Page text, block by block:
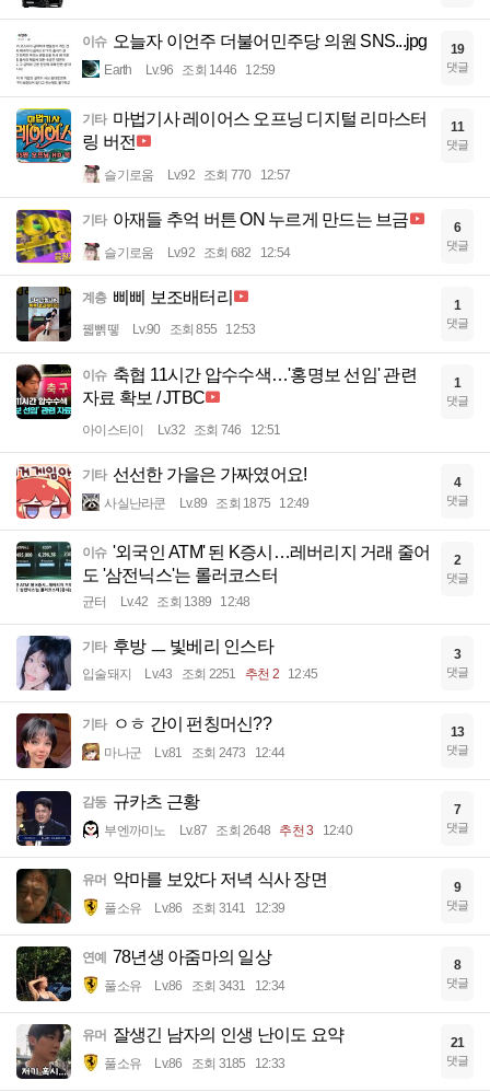
이슈 오늘자 이언주 더불어민주당 의원 SNS...jpg
Earth Lv.96 조회 1446 12:59
19
댓글
기타 마법기사 레이어스 오프닝 디지털 리마스터
링 버전
슬기로움 Lv.92 조회 770 12:57
11
댓글
기타 아재들 추억 버튼 ON 누르게 만드는 브금
슬기로움 Lv.92 조회 682 12:54
6
댓글
계층 삐삐 보조배터리
꿻뻵뗗 Lv.90 조회 855 12:53
1
댓글
이슈 축협 11시간 압수수색…'홍명보 선임' 관련
자료 확보 / JTBC
아이스티이 Lv.32 조회 746 12:51
1
댓글
기타 선선한 가을은 가짜였어요!
사실난라쿤 Lv.89 조회 1875 12:49
4
댓글
이슈 '외국인 ATM' 된 K증시…레버리지 거래 줄어
도 '삼전닉스'는 롤러코스터
균터 Lv.42 조회 1389 12:48
2
댓글
기타 후방 ㅡ 빛베리 인스타
입술돼지 Lv.43 조회 2251 추천 2 12:45
3
댓글
기타 ㅇㅎ 간이 펀칭머신??
마나군 Lv.81 조회 2473 12:44
13
댓글
감동 규카츠 근황
부엔까미노 Lv.87 조회 2648 추천 3 12:40
7
댓글
유머 악마를 보았다 저녁 식사 장면
풀소유 Lv.86 조회 3141 12:39
9
댓글
연예 78년생 아줌마의 일상
풀소유 Lv.86 조회 3431 12:34
8
댓글
유머 잘생긴 남자의 인생 난이도 요약
풀소유 Lv.86 조회 3185 12:33
21
댓글